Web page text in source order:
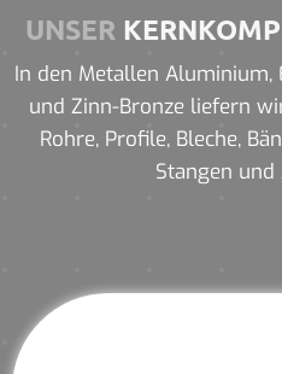
UNSER
In den Metallen Aluminium,
und Zinn-Bronze liefern
Rohre, Profile, Bleche,
Stangen